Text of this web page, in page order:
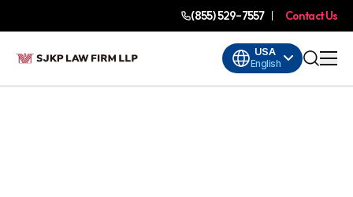
(855) 529-7557 Contact Us
USA
English